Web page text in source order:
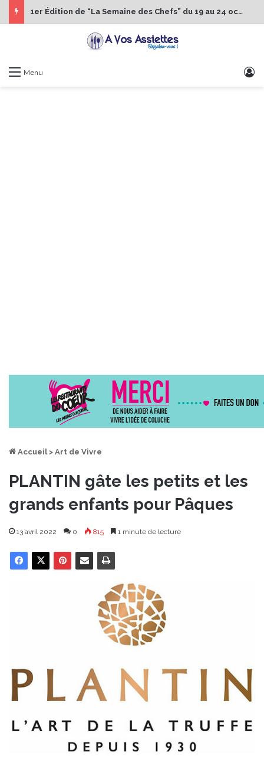
1er Édition de “La Semaine des Chefs” du 19 au 24 octobre 2026
Menu
Accueil > Art de Vivre
PLANTIN gâte les petits et les
grands enfants pour Pâques
13 avril 2022 0 815 1 minute de lecture